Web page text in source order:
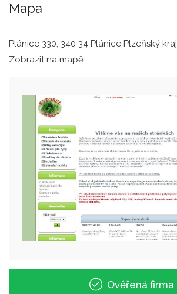
Mapa
Plánice 330, 340 34 Plánice Plzeňský kraj
Zobrazit na mapě
Ověřená firma